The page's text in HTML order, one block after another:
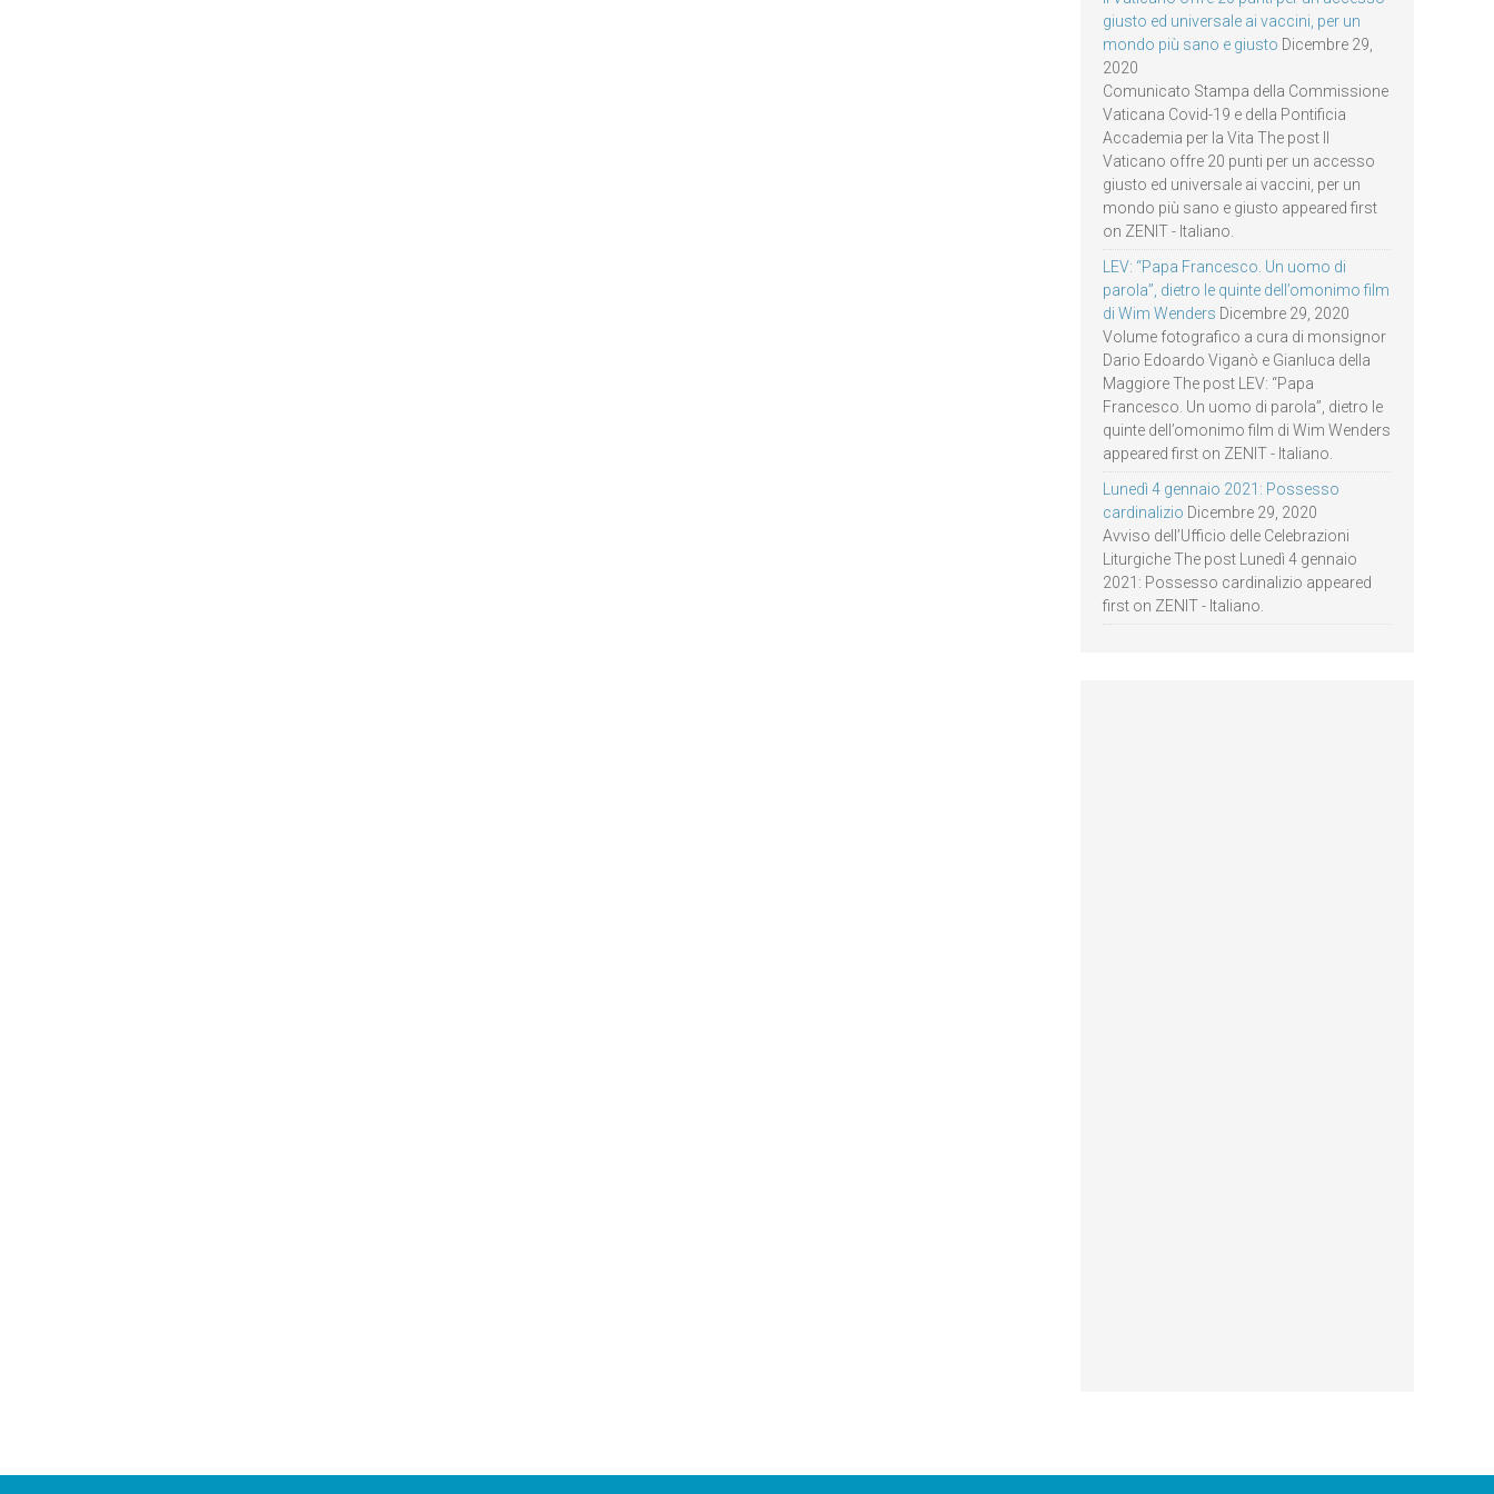
giusto ed universale ai vaccini, per un
mondo più sano e giusto Dicembre 29,
2020
Comunicato Stampa della Commissione
Vaticana Covid-19 e della Pontificia
Accademia per la Vita The post Il
Vaticano offre 20 punti per un accesso
giusto ed universale ai vaccini, per un
mondo più sano e giusto appeared first
on ZENIT - Italiano.
LEV: “Papa Francesco. Un uomo di
parola”, dietro le quinte dell’omonimo film
di Wim Wenders Dicembre 29, 2020
Volume fotografico a cura di monsignor
Dario Edoardo Viganò e Gianluca della
Maggiore The post LEV: “Papa
Francesco. Un uomo di parola”, dietro le
quinte dell’omonimo film di Wim Wenders
appeared first on ZENIT - Italiano.
Lunedì 4 gennaio 2021: Possesso
cardinalizio Dicembre 29, 2020
Avviso dell’Ufficio delle Celebrazioni
Liturgiche The post Lunedì 4 gennaio
2021: Possesso cardinalizio appeared
first on ZENIT - Italiano.